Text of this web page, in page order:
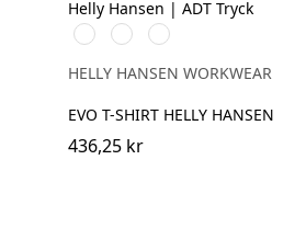
591
NAVY
991
BLACK
932
GREY
MELANGE
HELLY HANSEN WORKWEAR
EVO T-SHIRT HELLY HANSEN
436,25 kr